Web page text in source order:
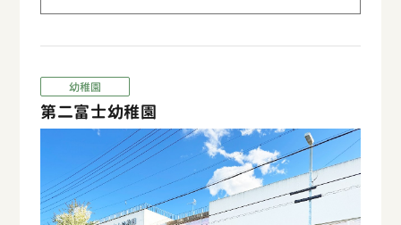
幼稚園
第二富士幼稚園